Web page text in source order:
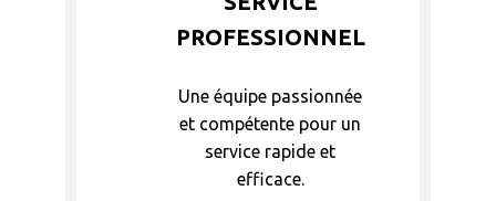
PROFESSIONNEL
Une équipe passionnée
et compétente pour un
service rapide et
efficace.